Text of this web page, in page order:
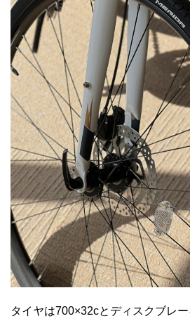
タイヤは700×32cとディスクブレ